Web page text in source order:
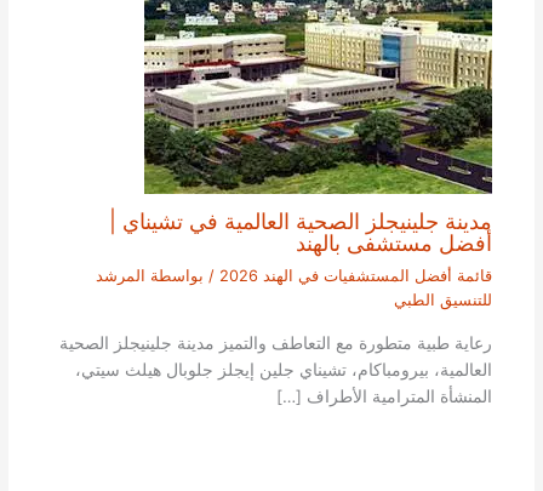
مدينة جلينيجلز الصحية العالمية في تشيناي |
أفضل مستشفى بالهند
قائمة أفضل المستشفيات في الهند 2026 / بواسطة المرشد
للتنسيق الطبي
رعاية طبية متطورة مع التعاطف والتميز مدينة جلينيجلز الصحية
العالمية، بيرومباكام، تشيناي جلين إيجلز جلوبال هيلث سيتي،
المنشأة المترامية الأطراف […]